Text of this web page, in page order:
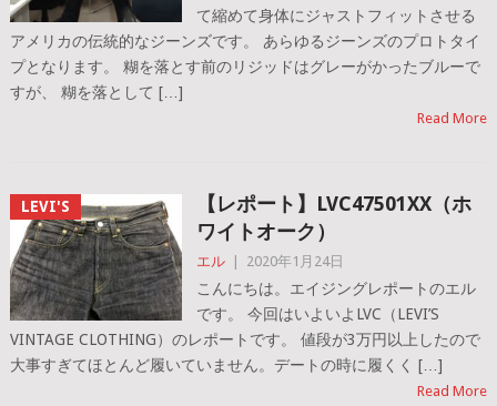
て縮めて身体にジャストフィットさせる
アメリカの伝統的なジーンズです。 あらゆるジーンズのプロトタイ
プとなります。 糊を落とす前のリジッドはグレーがかったブルーで
すが、 糊を落として […]
Read More
LEVI'S
【レポート】LVC47501XX（ホ
ワイトオーク）
エル 2020年1月24日
こんにちは。エイジングレポートのエル
です。 今回はいよいよLVC（LEVI’S
VINTAGE CLOTHING）のレポートです。 値段が3万円以上したので
大事すぎてほとんど履いていません。デートの時に履くく […]
Read More